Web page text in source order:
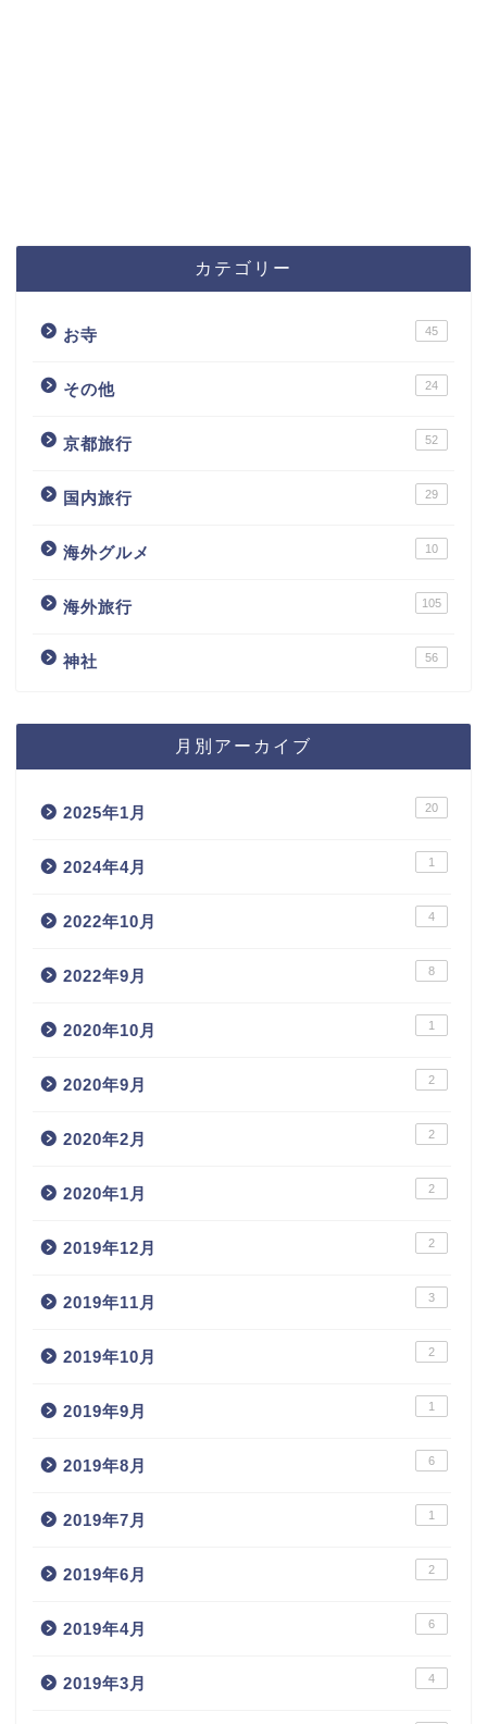
カテゴリー
お寺 45
その他 24
京都旅行 52
国内旅行 29
海外グルメ 10
海外旅行 105
神社 56
月別アーカイブ
2025年1月 20
2024年4月 1
2022年10月 4
2022年9月 8
2020年10月 1
2020年9月 2
2020年2月 2
2020年1月 2
2019年12月 2
2019年11月 3
2019年10月 2
2019年9月 1
2019年8月 6
2019年7月 1
2019年6月 2
2019年4月 6
2019年3月 4